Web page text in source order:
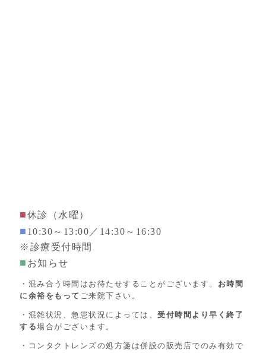
■休診（水曜）
■ 10:30～13:00／14:30～16:30
※診療受付時間
■ お知らせ
・混み合う時間はお待たせすることがございます。 お時間
に余裕をもって ご来院下さい。
・混雑状況、急患状況によっては、 受付時間より早く終了
する場合がございます。
・コンタクトレンズの処方箋は併設の販売店でのみ有効で